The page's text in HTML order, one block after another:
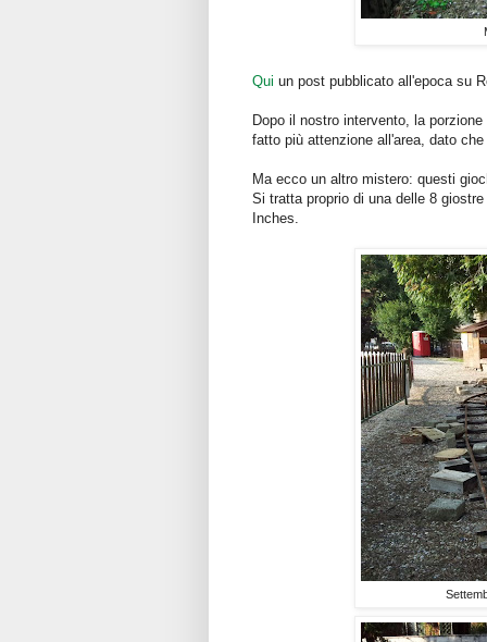
Qui un post pubblicato all'epoca su
Dopo il nostro intervento, la
fatto più attenzione all'area, dato
Ma ecco un altro mistero: questi
Si tratta proprio di una delle 8
Inches.